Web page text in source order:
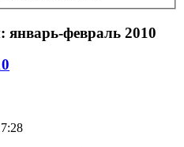
январь-февраль 2010